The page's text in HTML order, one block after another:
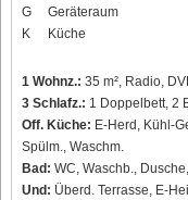
G
Geräteraum
K
Küche
1 Wohnz.: 35 m², Radio,
3 Schlafz.: 1 Doppelbett, 2
Off. Küche: E-Herd, Kühl-
Spülm., Waschm.
Bad: WC, Waschb.,
Und: Überd. Terrasse, E-